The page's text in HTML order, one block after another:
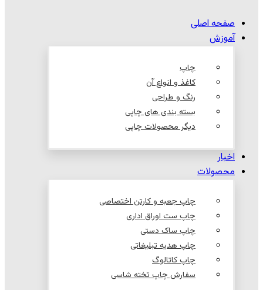
صفحه اصلی
آموزش
چاپ
کاغذ و انواع آن
رنگ و طراحی
بسته بندی های چاپی
دیگر محصولات چاپی
اخبار
محصولات
چاپ جعبه و کارتن اختصاصی
چاپ ست اوراق اداری
چاپ ساک دستی
چاپ هدیه تبلیغاتی
چاپ کاتالوگ
سفارش چاپ تخته شاسی